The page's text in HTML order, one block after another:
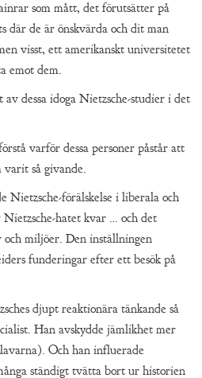
som mått, det förutsätter på
där de är önskvärda och dit man
visst, ett amerikanskt universitetet
emot dem.
dessa idoga Nietzsche-studier i det
varför dessa personer påstår att
varit så givande.
Nietzsche-förälskelse i liberala och
hatet kvar … och det
miljöer. Den inställningen
funderingar efter ett besök på
djupt reaktionära tänkande så
Han avskydde jämlikhet mer
Och han influerade
ständigt tvätta bort ur historien